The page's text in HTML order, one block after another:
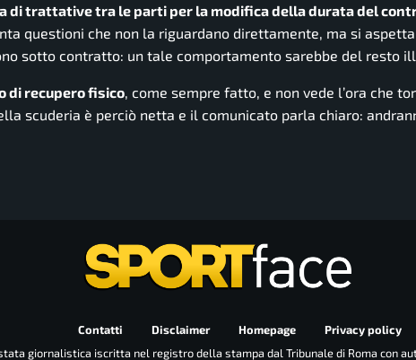
di trattative tra le parti per la modifica della durata del
questioni che non la riguardano direttamente, ma si
sotto contratto: un tale comportamento sarebbe del resto
di recupero fisico , come sempre fatto, e non vede l’ora che
scuderia è perciò netta e il comunicato parla chiaro:
Contatti Disclaimer Homepage
Privacy policy
giornalistica iscritta nel registro della stampa dal Tribunale di Roma con